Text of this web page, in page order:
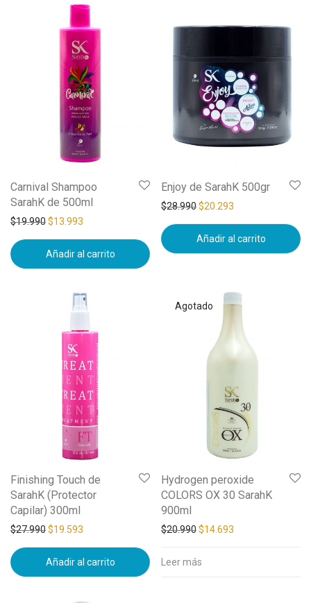
Carnival Shampoo
SarahK de 500ml
$19.990$13.993
Añadir al carrito
Enjoy de SarahK 500gr
$28.990$20.293
Añadir al carrito
Finishing Touch de
SarahK (Protector
Capilar) 300ml
$27.990$19.593
Añadir al carrito
Hydrogen peroxide
COLORS OX 30 SarahK
900ml
$20.990$14.693
Leer más